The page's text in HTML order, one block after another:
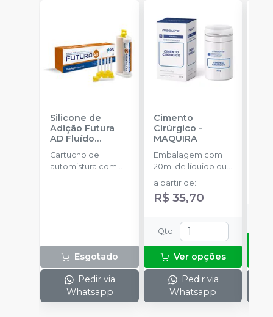
Silicone de
Adição Futura
AD Fluído
Regular Refil
DFL
Cartucho de
automistura com
Esgotado
Pedir via
Whatsapp
Cimento
Cirúrgico -
MAQUIRA
Embalagem com
20ml de líquido ou
50g de pó.
a partir de:
R$ 35,70
Qtd :
Ver opções
Pedir via
Whatsapp